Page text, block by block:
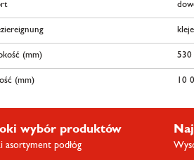
(mm) 530
(mm) 10
wybór produktów
asortyment podłóg